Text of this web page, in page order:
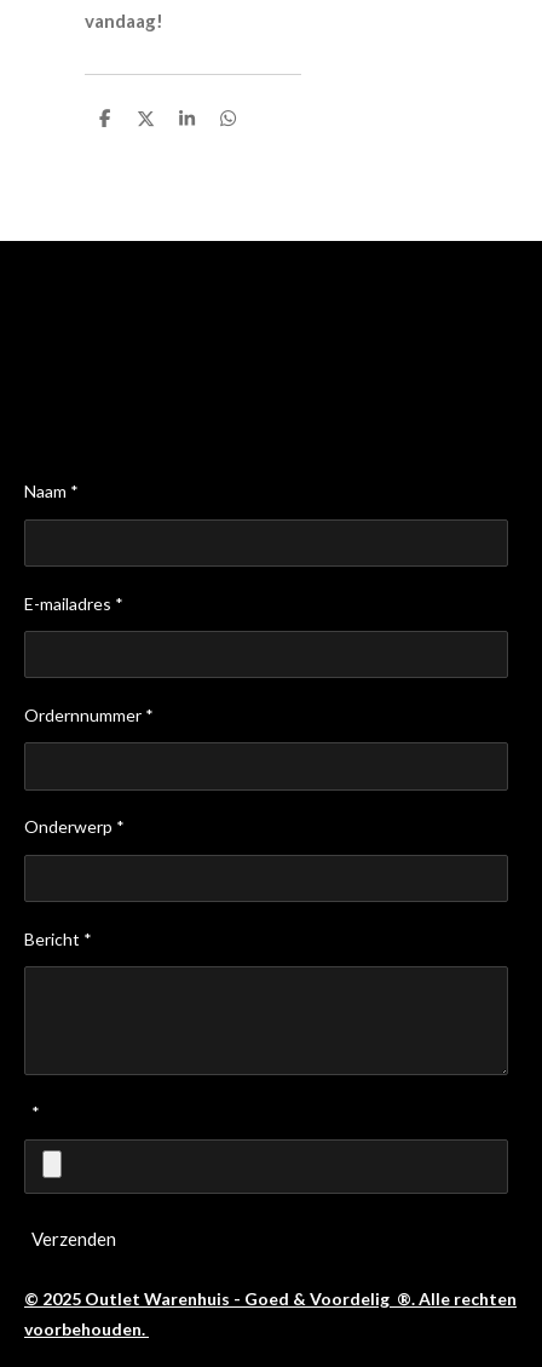
vandaag!
D
D
S
D
Naam *
E-mailadres *
Ordernnummer *
Onderwerp *
Bericht *
*
Verzenden
© 2025 Outlet Warenhuis - Goed & Voordelig ®. Alle rechten
voorbehouden.